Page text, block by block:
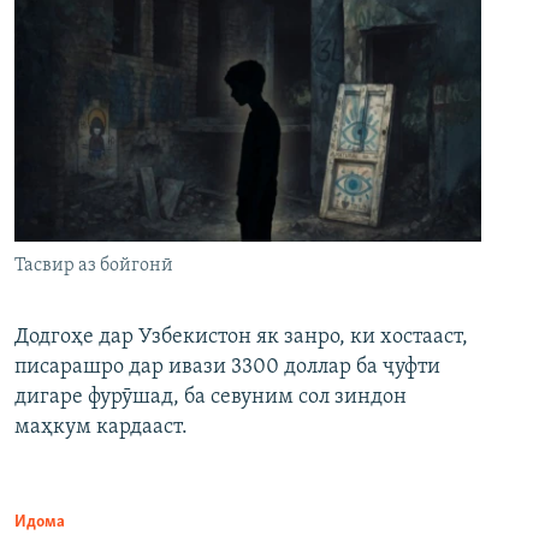
Тасвир аз бойгонӣ
Додгоҳе дар Узбекистон як занро, ки хостааст,
писарашро дар ивази 3300 доллар ба ҷуфти
дигаре фурӯшад, ба севуним сол зиндон
маҳкум кардааст.
Идома